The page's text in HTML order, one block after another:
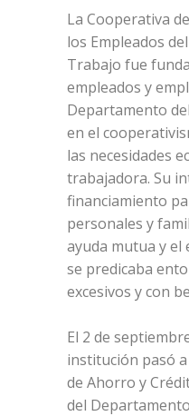
La Cooperativa
los Empleados
Trabajo fue
empleados y
Departamento
en el
las necesidades
trabajadora. Su
financiamiento
personales y
ayuda mutua y el
se predicaba
excesivos y con
El 2 de
institución pasó
de Ahorro y
del